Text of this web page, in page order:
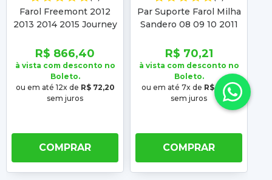
Farol Freemont 2012
2013 2014 2015 Journey
2016 2017 2018
Cromado
R$ 866,40
à vista com desconto no
Boleto.
ou em até 12x de R$ 72,20
sem juros
COMPRAR
Par Suporte Farol Milha
Sandero 08 09 10 2011
2010 2011 2012 2013
2014 2015
R$ 70,21
à vista com desconto no
Boleto.
ou em até 7x de R$ 10,03
sem juros
COMPRAR